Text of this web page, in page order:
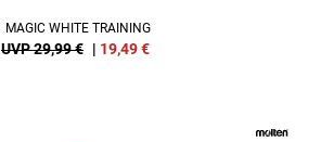
MAGIC WHITE TRAINING
UVP 29,99 € | 19,49€